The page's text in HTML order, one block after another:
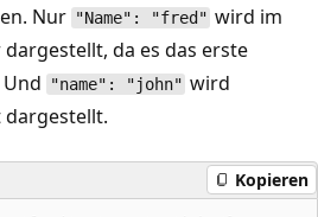
Nur "Name": "fred" wird im
da es das erste
"name": "john" wird
Kopieren